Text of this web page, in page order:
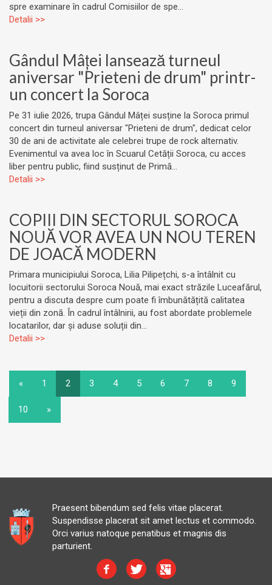
spre examinare în cadrul Comisiilor de spe...
Detalii >>
Gândul Mâței lansează turneul
aniversar "Prieteni de drum" printr-
un concert la Soroca
Pe 31 iulie 2026, trupa Gândul Mâței susține la Soroca primul
concert din turneul aniversar "Prieteni de drum", dedicat celor
30 de ani de activitate ale celebrei trupe de rock alternativ.
Evenimentul va avea loc în Scuarul Cetății Soroca, cu acces
liber pentru public, fiind susținut de Primă...
Detalii >>
COPIII DIN SECTORUL SOROCA
NOUĂ VOR AVEA UN NOU TEREN
DE JOACĂ MODERN
Primara municipiului Soroca, Lilia Pilipețchi, s-a întâlnit cu
locuitorii sectorului Soroca Nouă, mai exact străzile Luceafărul,
pentru a discuta despre cum poate fi îmbunătățită calitatea
vieții din zonă. În cadrul întâlnirii, au fost abordate problemele
locatarilor, dar și aduse soluții din...
Detalii >>
« 1 2 3 4 5 6 7 8 9
10 »
Praesent bibendum sed felis vitae placerat.
Suspendisse placerat sit amet lectus et commodo.
Orci varius natoque penatibus et magnis dis
parturient.